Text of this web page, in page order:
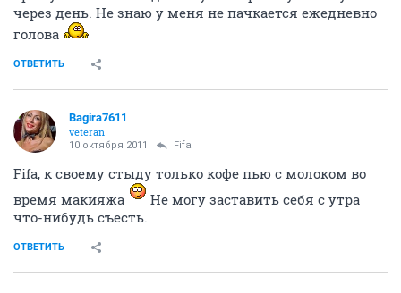
через день. Не знаю у меня не пачкается ежедневно
голова
ОТВЕТИТЬ
Bagira7611
veteran
10 октября 2011 Fifa
Fifa, к своему стыду только кофе пью с молоком во
время макияжа
Не могу заставить себя с утра
что-нибудь съесть.
ОТВЕТИТЬ